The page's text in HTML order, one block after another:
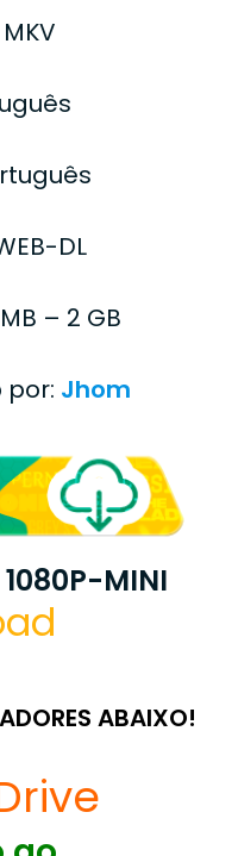
DL
– 2 GB
por: Jhom
1080P-MINI
ABAIXO!